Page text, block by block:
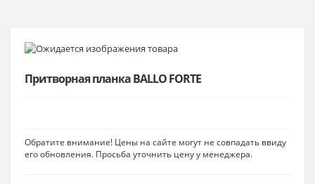
Притворная планка BALLO FORTE
Обратите внимание! Цены на сайте могут не совпадать ввиду
его обновления. Просьба уточнить цену у менеджера.